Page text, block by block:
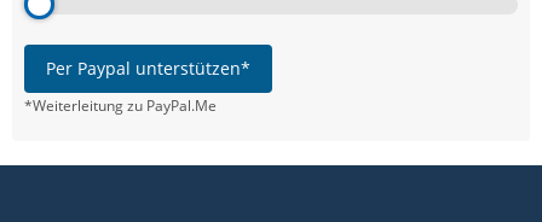
Per Paypal unterstützen*
*Weiterleitung zu PayPal.Me